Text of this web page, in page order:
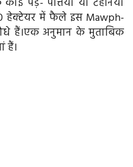
हेक्टेयर में फैले इस Mawph­
हैं।एक अनुमान के मुताबिक
हैं।